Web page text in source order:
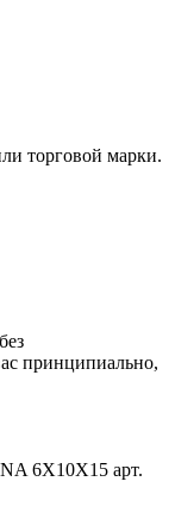
торговой марки.
принципиально,
6X10X15 арт.